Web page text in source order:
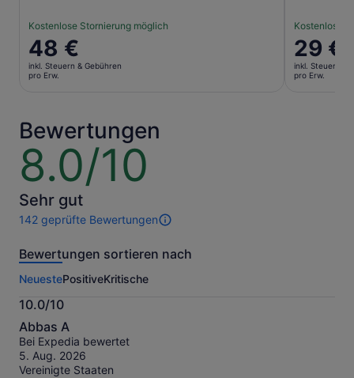
Kostenlose Stornierung möglich
Der
Preis
beträgt
Erw.
48 €
inkl. Steuern & Gebühren
pro Erw.
Kostenlose
Der
Preis
beträgt
29 €
inkl. Steuern &
pro Erw.
Bewertungen
8.0/10
8.0
von
10
Sehr gut
142 geprüfte Bewertungen
142
dieser
Weitere
Informationen
zu
unseren
geprüften
Bewertungen.
Bewertungen sortieren nach
NeuestePositiveKritische
10.0/10
10.0
von
10
Abbas A
Bei Expedia bewertet
5. Aug. 2026
Vereinigte Staaten